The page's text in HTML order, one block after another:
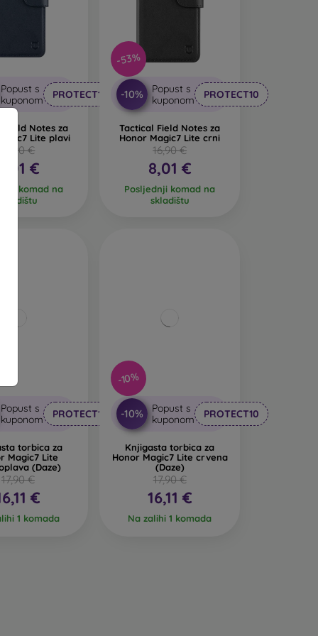
se od recikliranih materijala, pa se u prirodi
maskica za mobitel izrađenih od različitih
Popust s
kuponom
PROTECT10
Field Notes za
Lite plavi
16,90 €
8,01 €
komad na
skladištu
-53%
-10%
Popust s
kuponom
PROTECT10
Tactical Field Notes za
Honor Magic7 Lite crni
16,90 €
8,01 €
Posljednji komad na
skladištu
Popust s
kuponom
PROTECT10
torbica za
Magic7 Lite
(Daze)
17,90 €
€
1 komada
-10%
-10%
Popust s
kuponom
PROTECT10
Knjigasta torbica za
Honor Magic7 Lite crvena
(Daze)
17,90 €
16,11 €
Na zalihi 1 komada